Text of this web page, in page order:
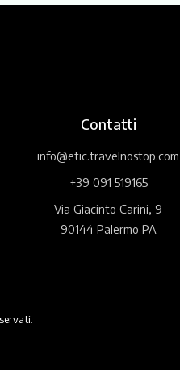
Contatti
info@etic.travelnostop.com
+39 091 519165
Via Giacinto Carini, 9
90144 Palermo PA